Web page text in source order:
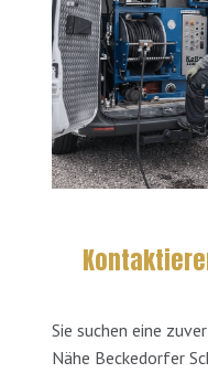
Sie suchen eine
Nähe Beckedorfer